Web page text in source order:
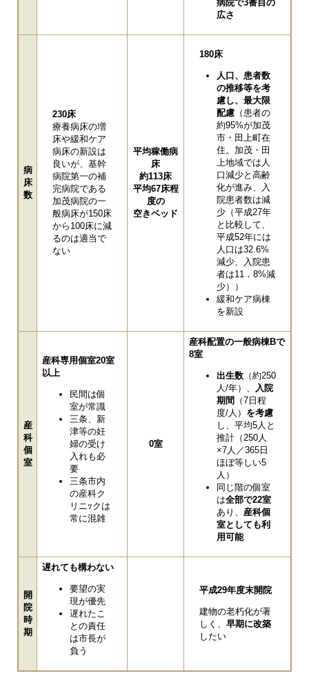
病院で3番目の
広さ
病
床
数
230床
療養病床の増
床や緩和ケア
病床の新設は
良いが、基幹
病院第一の補
完病院である
加茂病院の一
般病床が150床
から100床に減
るのは適当で
ない
平均稼働病
床
約113床
平均67床程
度の
空きベッド
180床
人口、患者数
の推移等を考
慮し、最大限
配慮（患者の
約95%が加茂
市・田上町在
住。加茂・田
上地域では人
口減少と高齢
化が進み、入
院患者数は減
少（平成27年
と比較して、
平成52年には
人口は32.6%
減少、入院患
者は11．8%減
少））
緩和ケア病棟
を新設
産
科
個
室
産科専用個室20室
以上
民間は個
室が常識
三条、新
津等の妊
婦の受け
入れも必
要
三条市内
の産科ク
リニｯクは
常に混雑
0室
産科配置の一般病棟Bで
8室
出生数（約250
人/年）、
入院
期間 （7日程
度/人） を考慮
し、平均5人と
推計（250人
×7人／365日
ほぼ等しい5
人）
同じ階の個室
は全部で22室
あり、 産科個
室としても利
用可能
開
院
時
期
遅れても構わない
要望の実
現が優先
遅れたこ
との責任
は市長が
負う
平成29年度末開院
建物の老朽化が著
しく、 早期に改築
したい